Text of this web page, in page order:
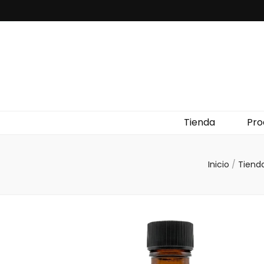
Tienda
Inicio /